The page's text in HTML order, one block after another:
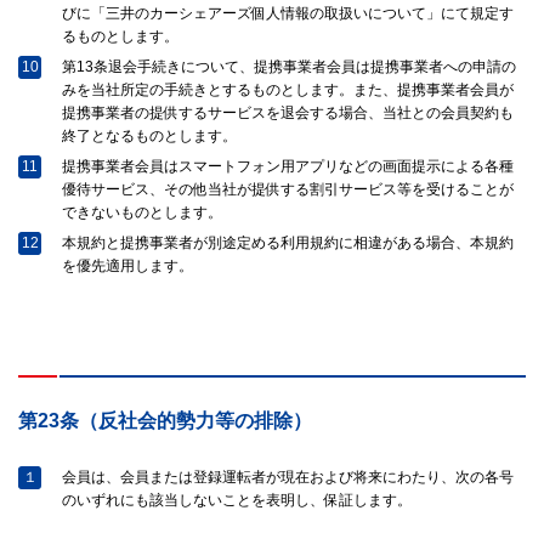
びに「三井のカーシェアーズ個人情報の取扱いについて」にて規定す
るものとします。
10
第13条退会手続きについて、提携事業者会員は提携事業者への申請の
みを当社所定の手続きとするものとします。また、提携事業者会員が
提携事業者の提供するサービスを退会する場合、当社との会員契約も
終了となるものとします。
11
提携事業者会員はスマートフォン用アプリなどの画面提示による各種
優待サービス、その他当社が提供する割引サービス等を受けることが
できないものとします。
12
本規約と提携事業者が別途定める利用規約に相違がある場合、本規約
を優先適用します。
第23条（反社会的勢力等の排除）
１
会員は、会員または登録運転者が現在および将来にわたり、次の各号
のいずれにも該当しないことを表明し、保証します。